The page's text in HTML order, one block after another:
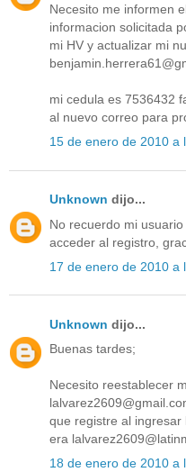
Necesito me informen
informacion solicitada
mi HV y actualizar mi
mi cedula es 7536432
al nuevo correo para
15 de enero de 2010 a
Unknown dijo...
No recuerdo mi
acceder al registro,
17 de enero de 2010 a
Unknown dijo...
Buenas tardes;
Necesito reestablecer
que registre al
era
18 de enero de 2010 a